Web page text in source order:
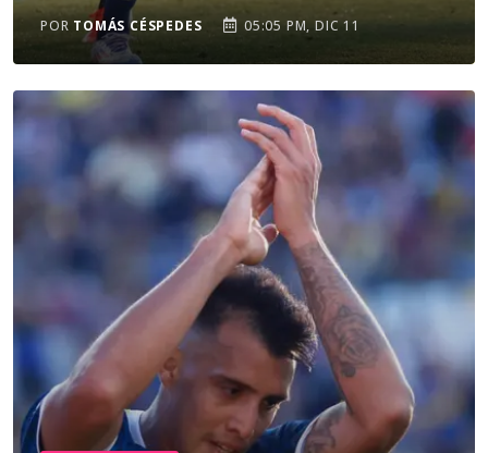
POR TOMÁS CÉSPEDES 05:05 PM, DIC 11